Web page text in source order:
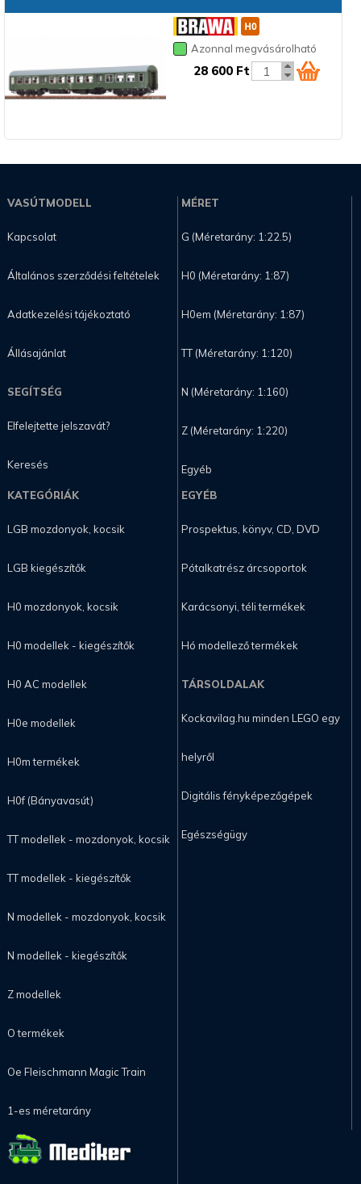
Azonnal megvásárolható
28 600 Ft
VASÚTMODELL
Kapcsolat
Általános szerződési feltételek
Adatkezelési tájékoztató
Állásajánlat
SEGÍTSÉG
Elfelejtette jelszavát?
Keresés
MÉRET
G (Méretarány: 1:22.5)
H0 (Méretarány: 1:87)
H0em (Méretarány: 1:87)
TT (Méretarány: 1:120)
N (Méretarány: 1:160)
Z (Méretarány: 1:220)
Egyéb
KATEGÓRIÁK
LGB mozdonyok, kocsik
LGB kiegészítők
H0 mozdonyok, kocsik
H0 modellek - kiegészítők
H0 AC modellek
H0e modellek
H0m termékek
H0f (Bányavasút)
TT modellek - mozdonyok, kocsik
TT modellek - kiegészítők
N modellek - mozdonyok, kocsik
N modellek - kiegészítők
Z modellek
O termékek
Oe Fleischmann Magic Train
1-es méretarány
EGYÉB
Prospektus, könyv, CD, DVD
Pótalkatrész árcsoportok
Karácsonyi, téli termékek
Hó modellező termékek
TÁRSOLDALAK
Kockavilag.hu minden LEGO egy
helyről
Digitális fényképezőgépek
Egészségügy